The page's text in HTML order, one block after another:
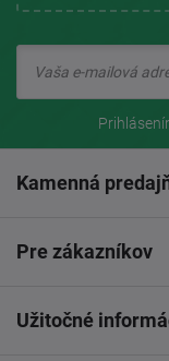
Kamenná
Pre zákazníkov
Užitočné